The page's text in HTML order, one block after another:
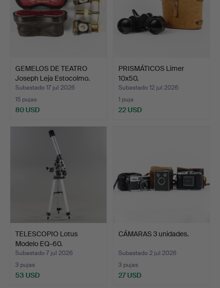
GEMELOS DE TEATRO
Joseph Leja Estocolmo.
Subastado 17 jul 2026
15 pujas
80 USD
PRISMÁTICOS Limer
10x50.
Subastado 12 jul 2026
1 puja
22 USD
TELESCOPIO Lotus
Modelo EQ-60.
Subastado 7 jul 2026
3 pujas
53 USD
CÁMARAS 3 unidades.
Subastado 2 jul 2026
3 pujas
27 USD